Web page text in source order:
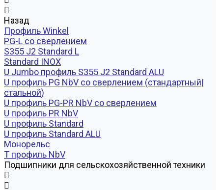
Назад
Профиль Winkel
PG-L со сверлением
S355 J2 Standard L
Standard INOX
U Jumbo профиль S355 J2 Standard ALU
U профиль PG NbV со сверлением (стандартный|
стальной)
U профиль PG-PR NbV со сверлением
U профиль PR NbV
U профиль Standard
U профиль Standard ALU
Монорельс
Т профиль NbV
Подшипники для сельскохозяйственной техники